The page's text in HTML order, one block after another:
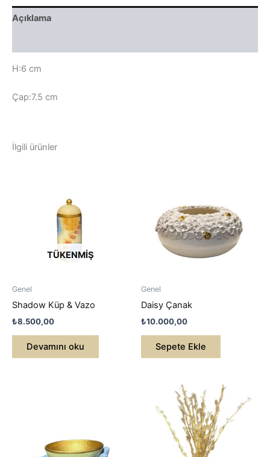
Açıklama
H:6 cm
Çap:7.5 cm
İlgili ürünler
TÜKENMIŞ
Genel
Shadow Küp & Vazo
₺8.500,00
Devamını oku
Genel
Daisy Çanak
₺10.000,00
Sepete Ekle